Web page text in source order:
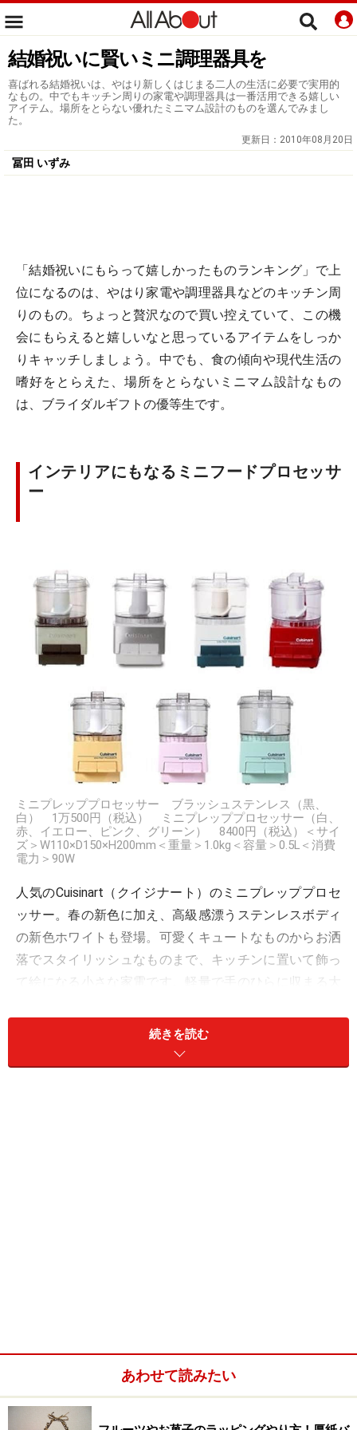
結婚祝いに賢いミニ調理器具を
喜ばれる結婚祝いは、やはり新しくはじまる二人の生活に必要で実用的
なもの。中でもキッチン周りの家電や調理器具は一番活用できる嬉しい
アイテム。場所をとらない優れたミニマム設計のものを選んでみまし
た。
更新日： 2010年08月20日
冨田 いずみ
「結婚祝いにもらって嬉しかったものランキング」で上
位になるのは、やはり家電や調理器具などのキッチン周
りのもの。ちょっと贅沢なので買い控えていて、この機
会にもらえると嬉しいなと思っているアイテムをしっか
りキャッチしましょう。中でも、食の傾向や現代生活の
嗜好をとらえた、場所をとらないミニマム設計なもの
は、ブライダルギフトの優等生です。
インテリアにもなるミニフードプロセッサ
ー
ミニプレッププロセッサー ブラッシュステンレス（黒、
白） 1万500円（税込） ミニプレッププロセッサー（白、
赤、イエロー、ピンク、グリーン） 8400円（税込）＜サイ
ズ＞W110×D150×H200mm＜重量＞1.0kg＜容量＞0.5L＜消費
電力＞90W
人気のCuisinart（クイジナート）のミニプレッププロセ
ッサー。春の新色に加え、高級感漂うステンレスボディ
の新色ホワイトも登場。可愛くキュートなものからお洒
落でスタイリッシュなものまで、キッチンに置いて飾っ
て絵になる小さな家電です。軽量で手のひらに収まる大
て取り外して洗えるので衛生的でお手入れも簡単！ 一般
家庭向きの、少量の食材に最適なハンディサイズで、毎
日使える手軽なタイプ。気配り安全構造でどこかが開い
ーディーに。すぐに使えて、長く愛していただける結婚
祝いにピッタリなギフトです。
続きを読む
あわせて読みたい